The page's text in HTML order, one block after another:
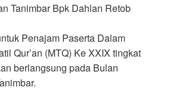
Tanimbar Bpk Dahlan Retob
Penajam Paserta Dalam
Qur’an (MTQ) Ke XXIX tingkat
berlangsung pada Bulan